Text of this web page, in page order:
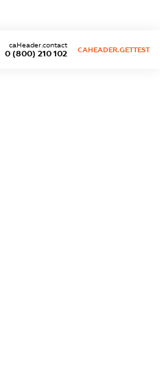
0 (800) 210 102
caHeader.contact
CAHEADER.GETTEST